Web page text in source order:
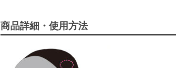
商品詳細・使用方法